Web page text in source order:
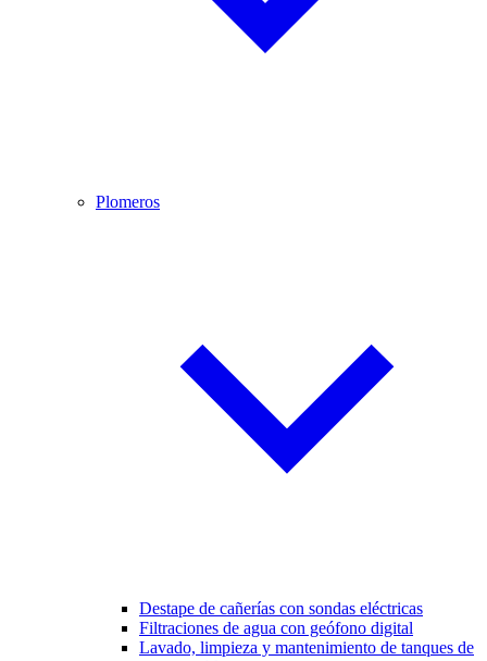
Plomeros
Destape de cañerías con sondas eléctricas
Filtraciones de agua con geófono digital
Lavado, limpieza y mantenimiento de tanques de